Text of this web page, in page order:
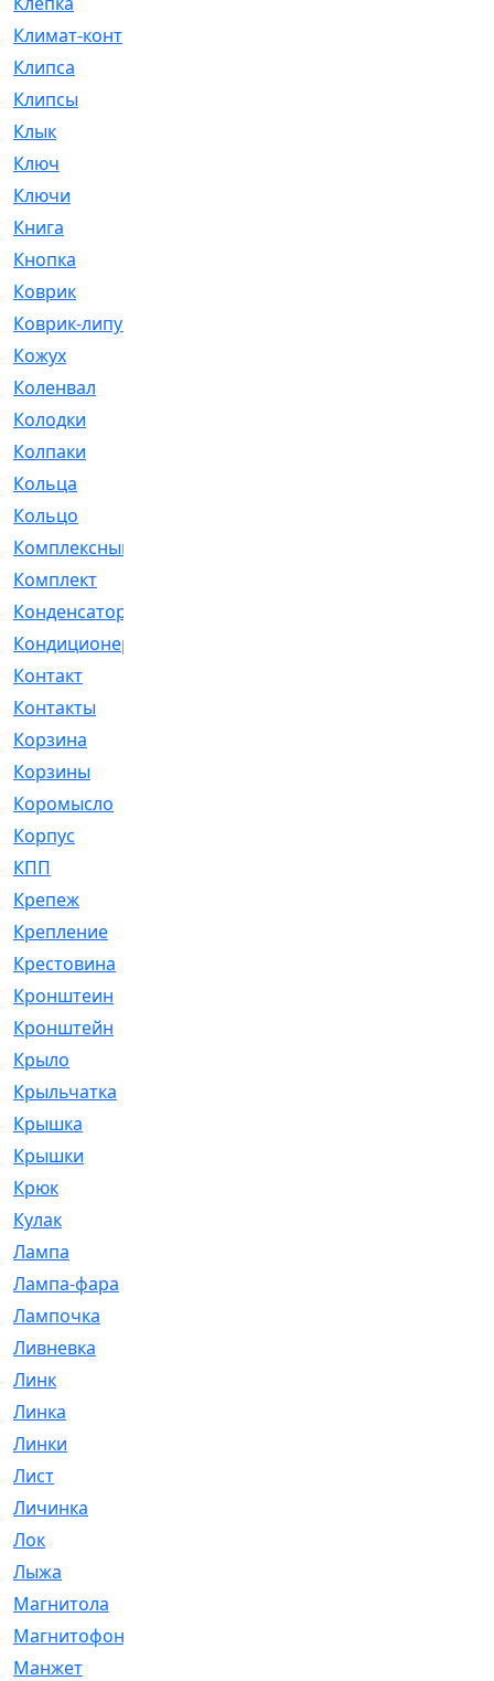
Климат-контроль
Клипса
Клипсы
Клык
Ключ
Ключи
Книга
Кнопка
Коврик
Коврик-липучка
Кожух
Коленвал
Колодки
Колпаки
Кольца
Кольцо
Комплексный
Комплект
Конденсатор
Кондиционер
Контакт
Контакты
Корзина
Корзины
Коромысло
Корпус
КПП
Крепеж
Крепление
Крестовина
Кронштеин
Кронштейн
Крыло
Крыльчатка
Крышка
Крышки
Крюк
Кулак
Лампа
Лампа-фара
Лампочка
Ливневка
Линк
Линка
Линки
Лист
Личинка
Лок
Лыжа
Магнитола
Магнитофон
Манжет